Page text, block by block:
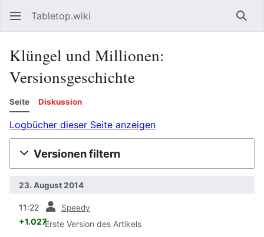
Tabletop.wiki
Klüngel und Millionen:
Versionsgeschichte
Seite Diskussion
Logbücher dieser Seite anzeigen
Versionen filtern
23. August 2014
11:22 Speedy
+1.027Erste Version des Artikels